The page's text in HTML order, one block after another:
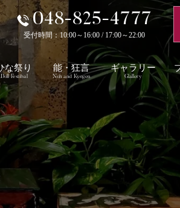
048-825-4777
受付時間：10:00～16:00 / 17:00～22:00
な祭り
Doll Festibal
能・狂言
Noh and Kyogen
ギャラリー
Glallery